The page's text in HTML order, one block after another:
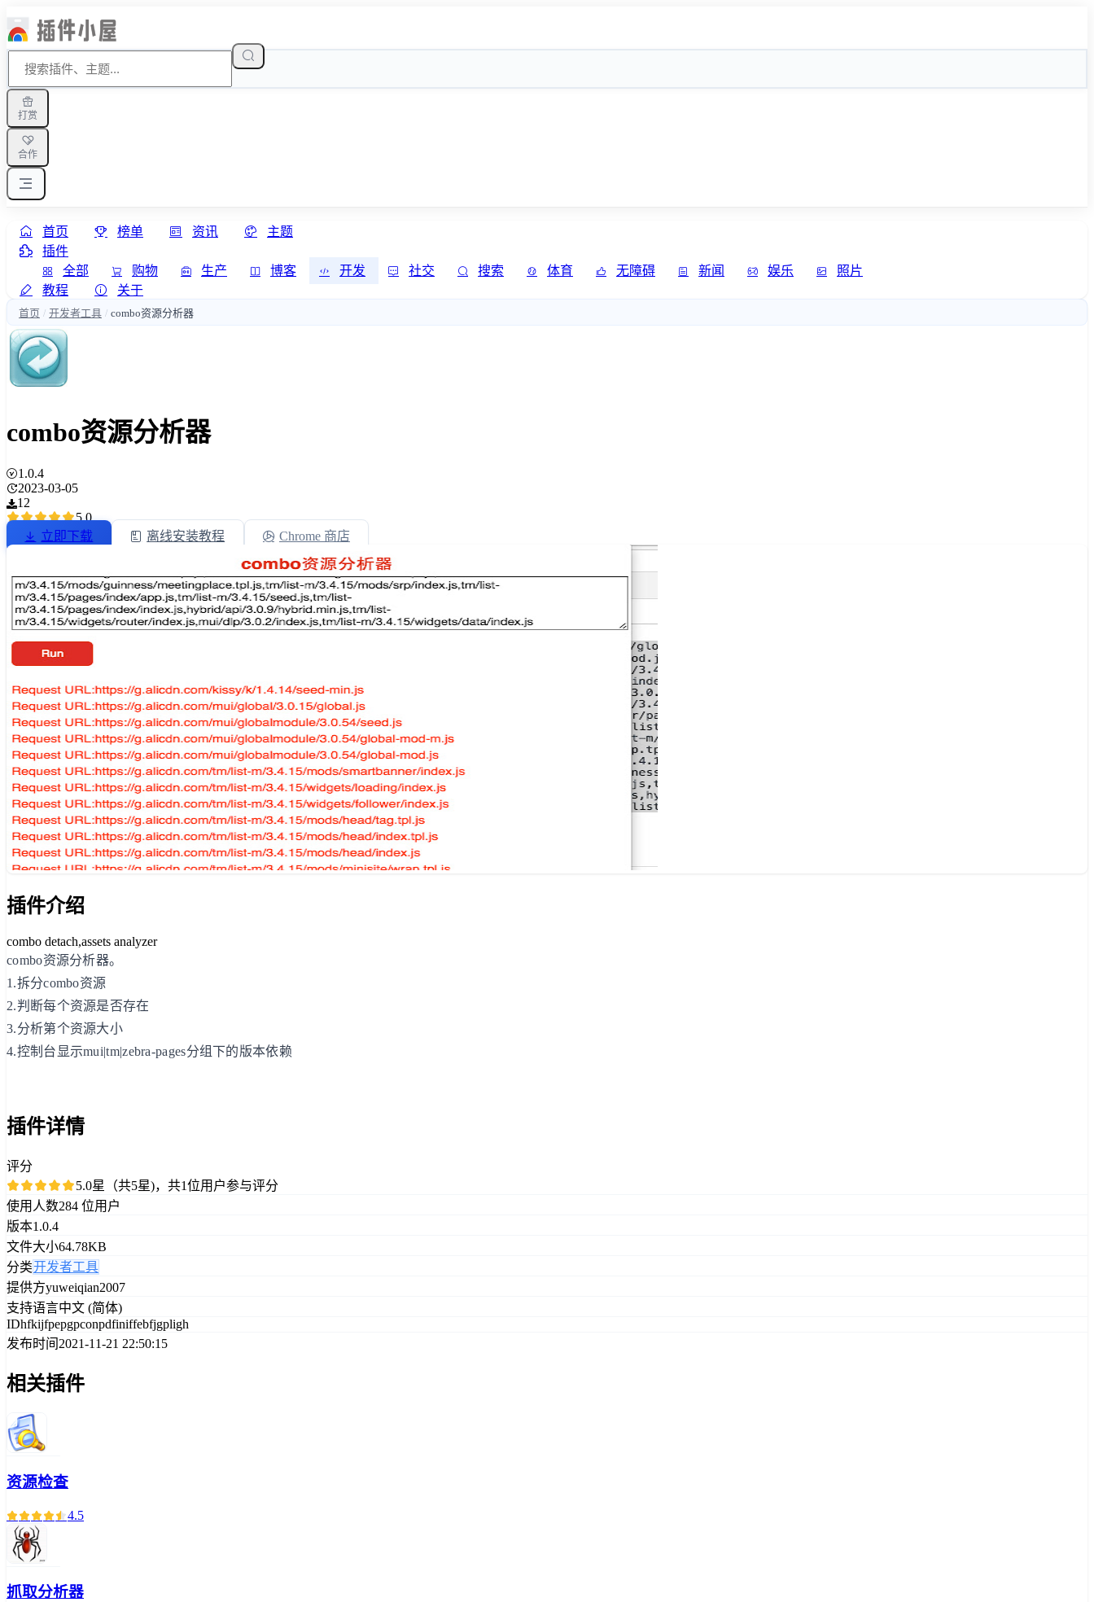
打赏
合作
首页 榜单 资讯
主题
插件
全部
购物 生产 博客 开发 社交 搜索 体育 无障碍 新闻 娱乐
照片
教程
关于
首页 / 开发者工具 / combo资源分析器
combo资源分析器
1.0.4
2023-03-05
12
5.0
立即下载
离线安装教程 Chrome 商店
插件介绍
combo detach,assets analyzer
combo资源分析器。
1.拆分combo资源
2.判断每个资源是否存在
3.分析第个资源大小
4.控制台显示mui|tm|zebra-pages分组下的版本依赖
插件详情
评分
5.0星（共5星)，共1位用户参与评分
使用人数284 位用户
版本1.0.4
文件大小64.78KB
分类开发者工具
提供方yuweiqian2007
支持语言中文 (简体)
IDhfkijfpepgpconpdfiniffebfjgpligh
发布时间 2021-11-21 22:50:15
相关插件
资源检查
4.5
抓取分析器